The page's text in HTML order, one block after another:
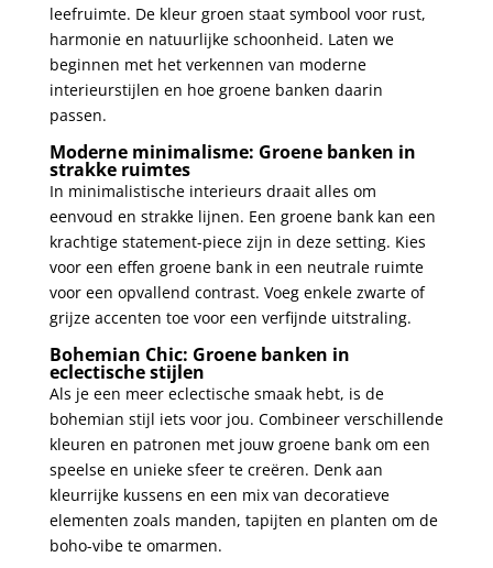
leefruimte. De kleur groen staat symbool voor rust,
harmonie en natuurlijke schoonheid. Laten we
beginnen met het verkennen van moderne
interieurstijlen en hoe groene banken daarin
passen.
Moderne minimalisme: Groene banken in
strakke ruimtes
In minimalistische interieurs draait alles om
eenvoud en strakke lijnen. Een groene bank kan een
krachtige statement-piece zijn in deze setting. Kies
voor een effen groene bank in een neutrale ruimte
voor een opvallend contrast. Voeg enkele zwarte of
grijze accenten toe voor een verfijnde uitstraling.
Bohemian Chic: Groene banken in
eclectische stijlen
Als je een meer eclectische smaak hebt, is de
bohemian stijl iets voor jou. Combineer verschillende
kleuren en patronen met jouw groene bank om een
speelse en unieke sfeer te creëren. Denk aan
kleurrijke kussens en een mix van decoratieve
elementen zoals manden, tapijten en planten om de
boho-vibe te omarmen.